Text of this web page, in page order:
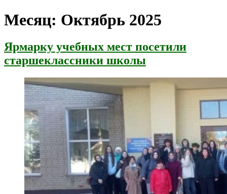
Месяц: Октябрь 2025
Ярмарку учебных мест посетили
старшеклассники школы